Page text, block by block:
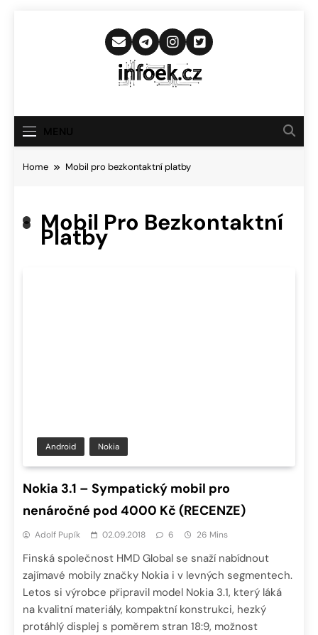
Infoek.cz
Novinkám
Home Mobil pro bezkontaktní platby
Mobil Pro Bezkontaktní
Platby
Android Nokia
Nokia 3.1 – Sympatický mobil pro
nenáročné pod 4000 Kč (RECENZE)
Adolf Pupík 02.09.2018 6 26 Mins
Finská společnost HMD Global se snaží nabídnout
zajímavé mobily značky Nokia i v levných segmentech.
Letos si výrobce připravil model Nokia 3.1, který láká
na kvalitní materiály, kompaktní konstrukci, hezký
protáhlý displej s poměrem stran 18:9, možnost